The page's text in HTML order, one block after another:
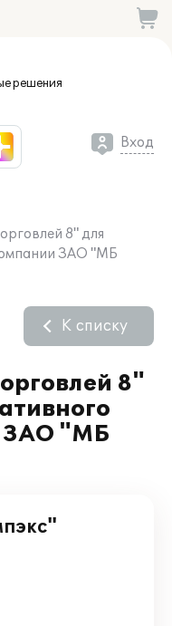
решения
Вход
8" для
ЗАО "МБ
8"
ЗАО "МБ
К списку